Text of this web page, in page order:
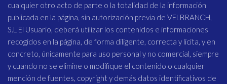
cualquier otro acto de parte o la totalidad de la información
publicada en la página, sin autorización previa de VELBRANCH,
S.L El Usuario, deberá utilizar los contenidos e informaciones
recogidos en la página, de forma diligente, correcta y lícita, y en
concreto, únicamente para uso personal y no comercial, siempre
y cuando no se elimine o modifique el contenido o cualquier
mención de fuentes, copyright y demás datos identificativos de